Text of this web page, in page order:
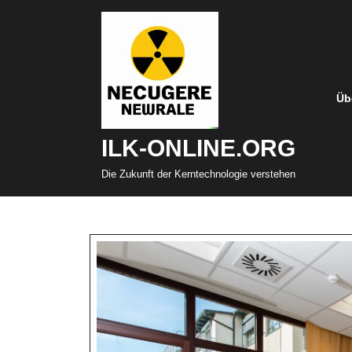
ILK-ONLINE.ORG
Die Zukunft der Kerntechnologie verstehen